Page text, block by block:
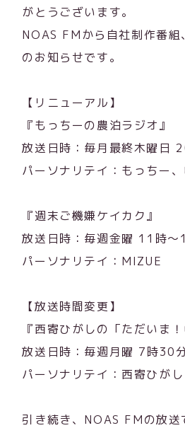
がとうございます。
NOAS FMから自社制作番
のお知らせです。
【リニューアル】
『もっちーの農泊ラジオ』
放送日時：毎月最終木曜日
パーソナリテイ：もっちー
『週末ご機嫌ケイカク』
放送日時：毎週金曜 11時～
パーソナリテイ：MIZUE
【放送時間変更】
『西寄ひがしの「ただいま！
放送日時：毎週月曜 7時30
パーソナリテイ：西寄ひがし
引き続き、NOAS FMの放送